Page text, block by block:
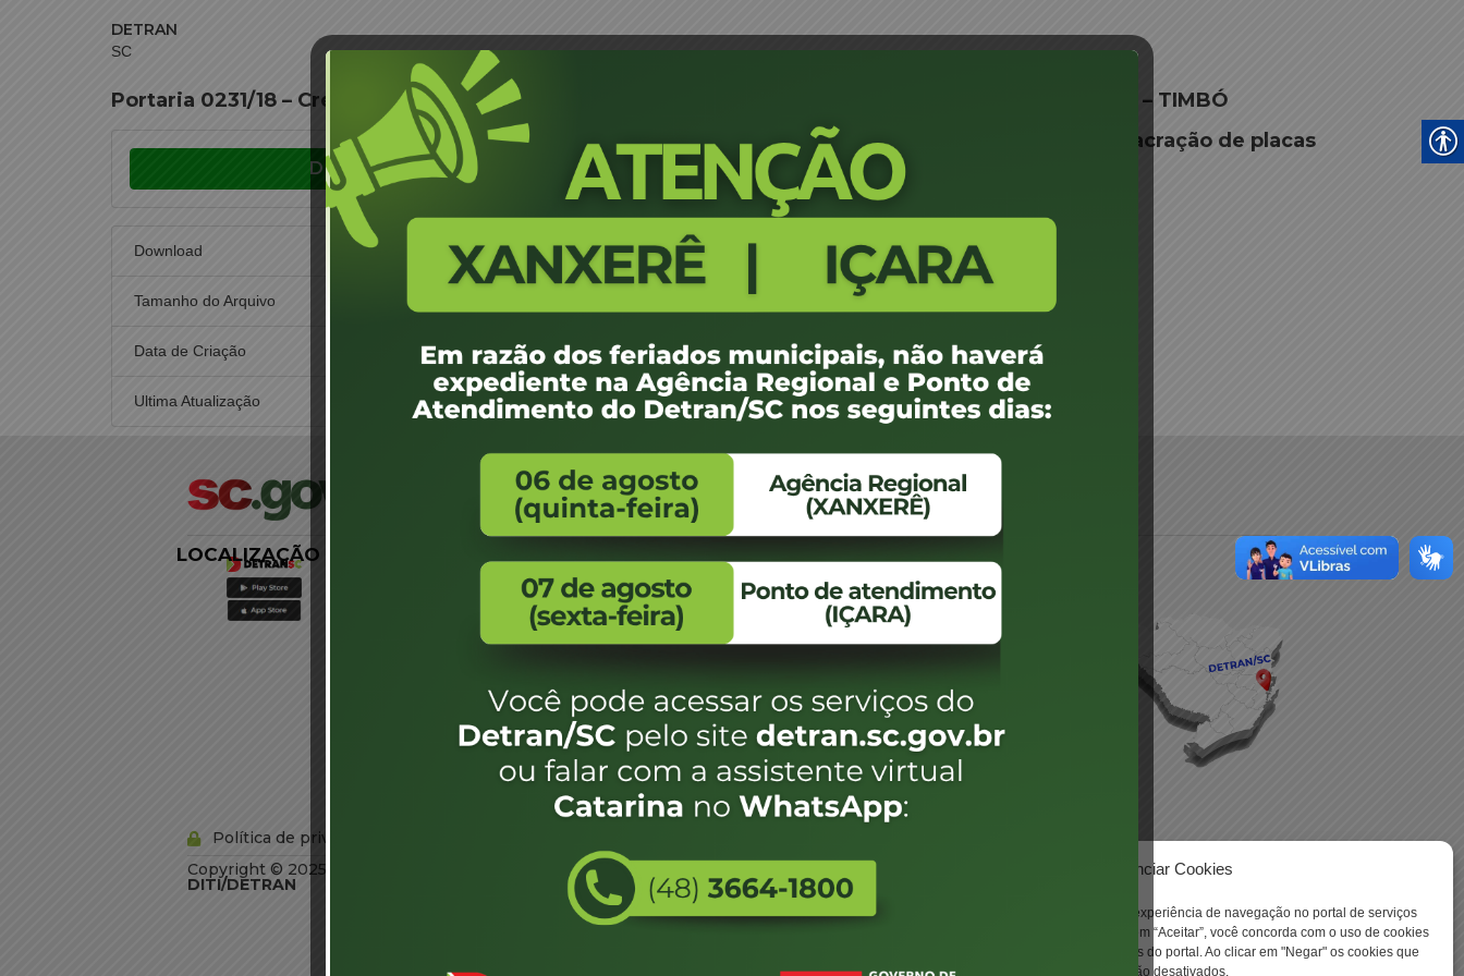
Gerenciar Cookies
Utilizamos cookies para aprimorar sua experiência de navegação no portal de serviços
do estado de Santa Catarina. Ao clicar em “Aceitar”, você concorda com o uso de cookies
e terá acesso a todas as funcionalidades do portal. Ao clicar em "Negar" os cookies que
não forem estritamente necessários serão desativados.
DETRAN
SC
Portaria 0231/18 – Credenciamento Fábricação lacração de placas MICHEL PLACAS AUTOPMOTIVAS – TIMBÓ
Download
Download 371
Tamanho do Arquivo
Data de Criação 2 de agosto de 2018
Ultima Atualização 2 de agosto de 2018
Portaria 0231/18 - Credenciamento Fábricação lacração de placas
MICHEL PLACAS AUTOPMOTIVAS - TIMBÓ
FALE CONOSCO
WhatsApp:
(48) 3664-1800
E-mail:
centraldeinformacoes@detran.sc.gov.br
ENDEREÇO
Endereço:
Av. Almirante Tamandaré
- 480
Bairro:
Coqueiros, Florianópolis
88.080-160
Política de privacidade
LOCALIZAÇÃO
Copyright © 2025 Todos os Direitos Reservados SC - Governo de Santa Catarina | Desenvolvimento -
DITI/DETRAN